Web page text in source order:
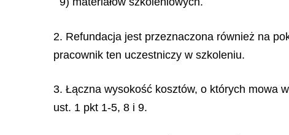
2. Refundacja jest przeznaczona również na
pracownik ten uczestniczy w szkoleniu.
3. Łączna wysokość kosztów, o których mowa
ust. 1 pkt 1-5, 8 i 9.